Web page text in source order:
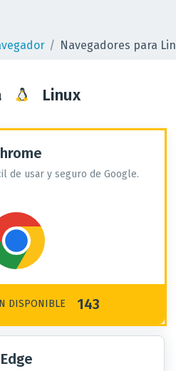
Navegadores para
Linux
de usar y seguro de Google.
DISPONIBLE 143
Edge